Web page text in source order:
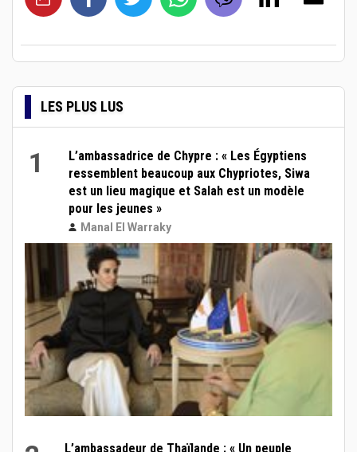
LES PLUS LUS
1
L’ambassadrice de Chypre : « Les Égyptiens
ressemblent beaucoup aux Chypriotes, Siwa
est un lieu magique et Salah est un modèle
pour les jeunes »
Manal El Warraky
L’ambassadeur de Thaïlande : « Un peuple